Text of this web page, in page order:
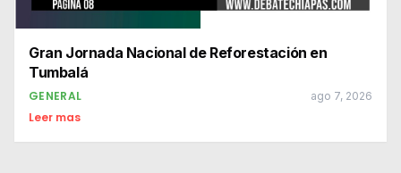
Gran Jornada Nacional de Reforestación en
Tumbalá
GENERAL ago 7, 2026
Leer mas